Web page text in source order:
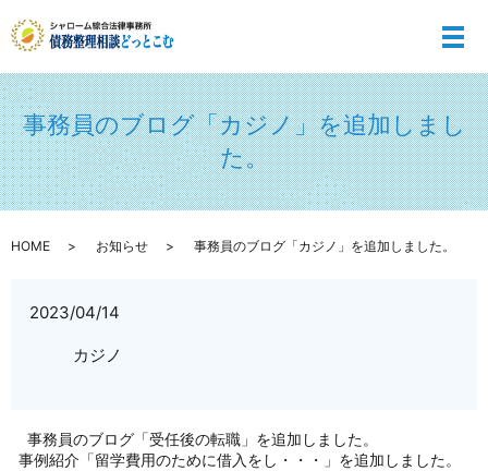
メ
事務員のブログ「カジノ」を追加しまし
た。
HOME お知らせ 事務員のブログ「カジノ」を追加しました。
2023/04/14
カジノ
事務員のブログ「受任後の転職」を追加しました。
事例紹介「留学費用のために借入をし・・・」を追加しました。